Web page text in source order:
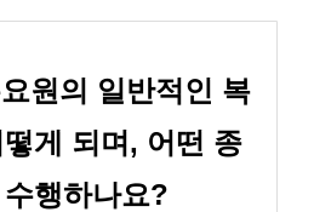
원의 일반적인 복
게 되며, 어떤 종
행하나요?